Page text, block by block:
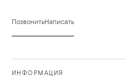
ПозвонитьНаписать
ИНФОРМАЦИЯ